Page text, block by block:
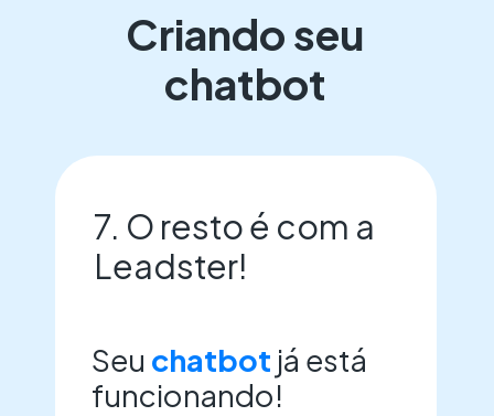
Criando seu
chatbot
7. O resto é com a
Leadster!
Seu chatbot já está
funcionando!